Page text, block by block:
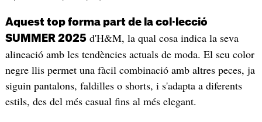
Aquest top forma part de la col·lecció
SUMMER 2025d'H&M, la qual cosa indica la seva
alineació amb les tendències actuals de moda. El seu color
negre llis permet una fàcil combinació amb altres peces, ja
siguin pantalons, faldilles o shorts, i s'adapta a diferents
estils, des del més casual fins al més elegant.